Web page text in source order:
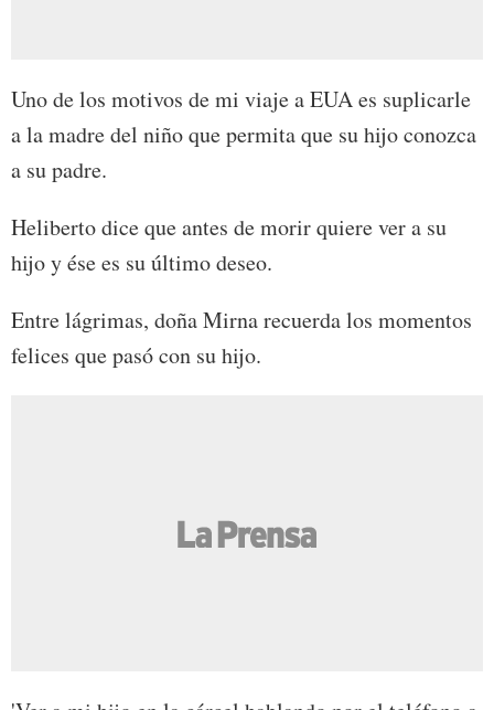
Uno de los motivos de mi viaje a EUA es suplicarle
a la madre del niño que permita que su hijo conozca
a su padre.
Heliberto dice que antes de morir quiere ver a su
hijo y ése es su último deseo.
Entre lágrimas, doña Mirna recuerda los momentos
felices que pasó con su hijo.